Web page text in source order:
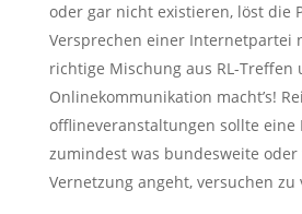
oder gar nicht existieren, löst die
Versprechen einer Internetpartei
richtige Mischung aus RL-Treffen
Onlinekommunikation macht’s!
offlineveranstaltungen sollte eine
zumindest was bundesweite
Vernetzung angeht, versuchen zu